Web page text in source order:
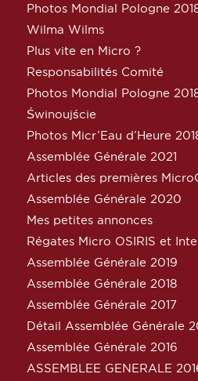
Photos Mondial Pologne
Wilma Wilms
Plus vite en Micro ?
Responsabilités Comité
Photos Mondial Pologne
Świnoujście
Photos Micr’Eau d’Heure
Assemblée Générale 2021
Articles des premières
Assemblée Générale 2020
Mes petites annonces
Régates Micro OSIRIS et
Assemblée Générale 2019
Assemblée Générale 2018
Assemblée Générale 2017
Détail Assemblée Générale
Assemblée Générale 2016
ASSEMBLEE GENERALE